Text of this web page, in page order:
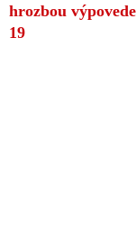
hrozbou
19